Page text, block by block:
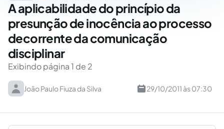
A aplicabilidade do princípio da
presunção de inocência ao processo
decorrente da comunicação
disciplinar
Exibindo página 1 de 2
João Paulo Fiuza da Silva 29/10/2011 às 07:30